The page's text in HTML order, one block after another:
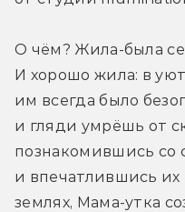
О чём? Жила-была
И хорошо жила: в
им всегда было
и гляди умрёшь от
познакомившись со
и впечатлившись их
землях, Мама-утка